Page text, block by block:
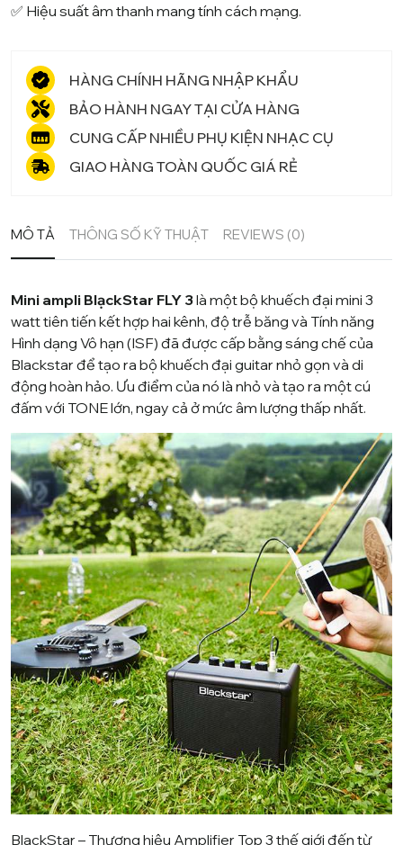
✅ Hiệu suất âm thanh mang tính cách mạng.
HÀNG CHÍNH HÃNG NHẬP KHẨU
BẢO HÀNH NGAY TẠI CỬA HÀNG
CUNG CẤP NHIỀU PHỤ KIỆN NHẠC CỤ
GIAO HÀNG TOÀN QUỐC GIÁ RẺ
MÔ TẢ THÔNG SỐ KỸ THUẬT REVIEWS (0)
Mini ampli BlạckStar FLY 3là một bộ khuếch đại mini 3
watt tiên tiến kết hợp hai kênh, độ trễ băng và Tính năng
Hình dạng Vô hạn (ISF) đã được cấp bằng sáng chế của
Blackstar để tạo ra bộ khuếch đại guitar nhỏ gọn và di
động hoàn hảo. Ưu điểm của nó là nhỏ và tạo ra một cú
đấm với TONE lớn, ngay cả ở mức âm lượng thấp nhất.
BlackStar – Thương hiệu Amplifier Top 3 thế giới đến từ